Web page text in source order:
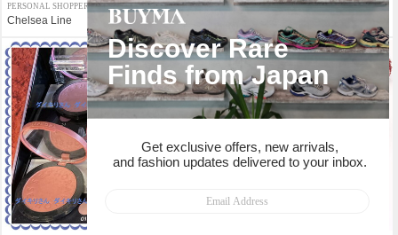
PERSONAL SHOPPER
Chelsea Line
PERSONAL SHOPPER